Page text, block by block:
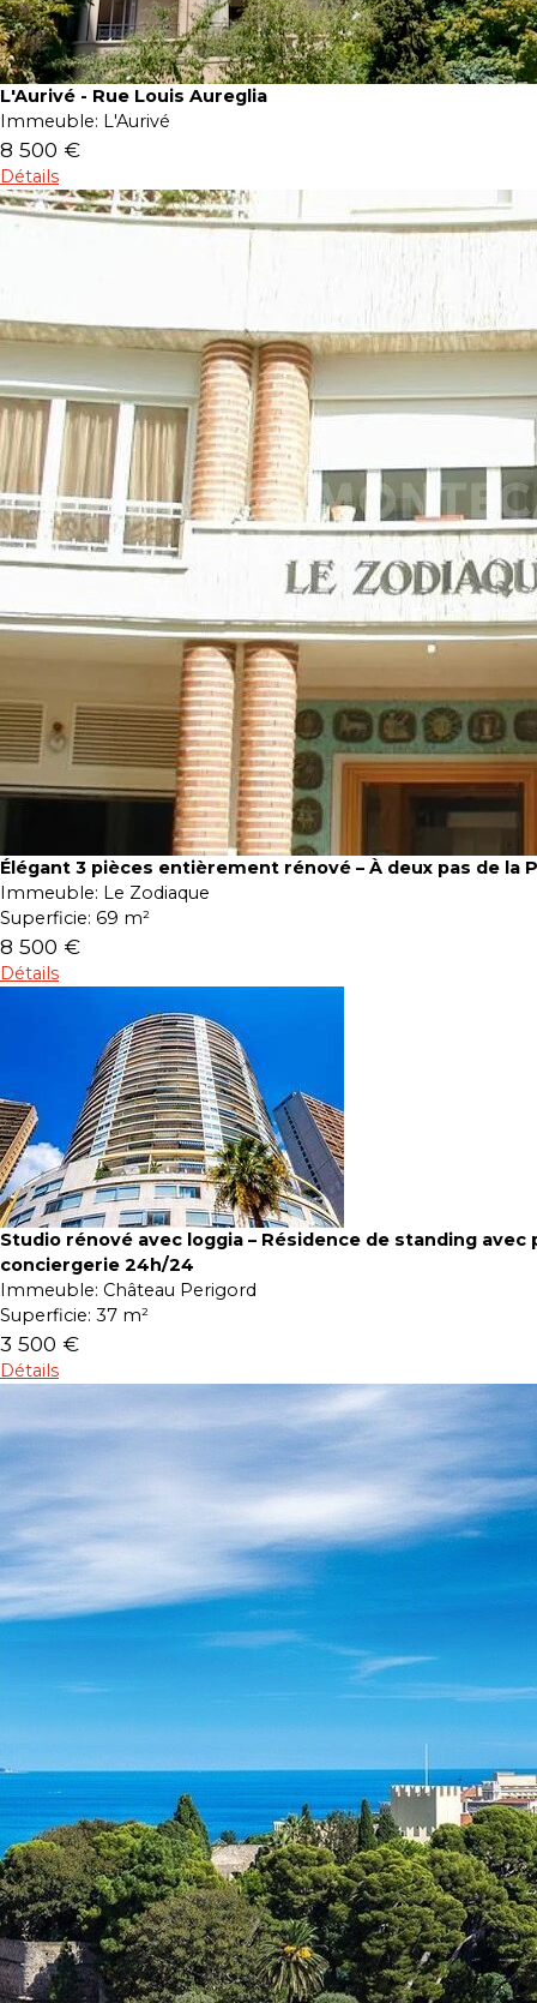
L'Aurivé - Rue Louis Aureglia
Immeuble: L'Aurivé
8 500 €
Détails
Élégant 3 pièces entièrement rénové – À deux pas de la
Immeuble: Le Zodiaque
Superficie: 69 m²
8 500 €
Détails
Studio rénové avec loggia – Résidence de standing avec
conciergerie 24h/24
Immeuble: Château Perigord
Superficie: 37 m²
3 500 €
Détails